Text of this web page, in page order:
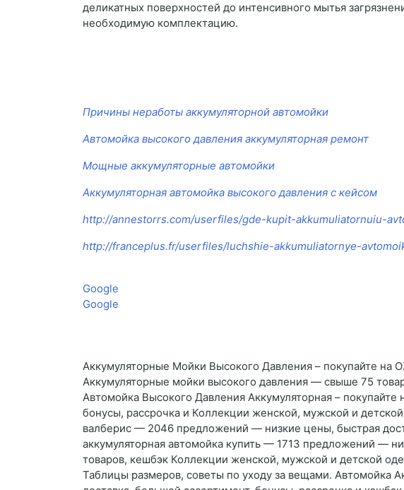
деликатных поверхностей до интенсивного мытья
необходимую комплектацию.
Причины неработы аккумуляторной автомойки
Автомойка высокого давления аккумуляторная ремонт
Мощные аккумуляторные автомойки
Аккумуляторная автомойка высокого давления с кейсом
http://annestorrs.com/userfiles/gde-kupit-akkumuliatornuiu-
http://franceplus.fr/userfiles/luchshie-akkumuliatornye-
Google
Google
Аккумуляторные Мойки Высокого Давления – покупайте на
Аккумуляторные мойки высокого давления — свыше 75
Автомойка Высокого Давления Аккумуляторная –
бонусы, рассрочка и Коллекции женской, мужской и
валберис — 2046 предложений — низкие цены, быстрая
аккумуляторная автомойка купить — 1713 предложений —
товаров, кешбэк Коллекции женской, мужской и детской
Таблицы размеров, советы по уходу за вещами. Автомойка